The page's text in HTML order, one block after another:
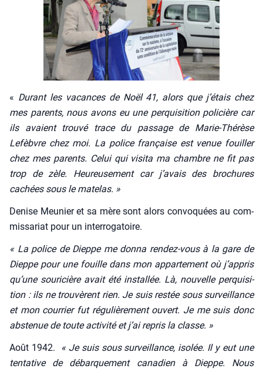
« Durant les vacances de Noël 41, alors que j’étais chez
mes parents, nous avons eu une per­qui­si­tion poli­cière car
ils avaient trou­vé trace du pas­sage de Marie-Thé­rèse
Lefèbvre chez moi. La police fran­çaise est venue fouiller
chez mes parents. Celui qui visi­ta ma chambre ne fit pas
trop de zèle. Heu­reu­se­ment car j’avais des bro­chures
cachées sous le mate­las. »
Denise Meu­nier et sa mère sont alors convo­quées au com­
mis­sa­riat pour un inter­ro­ga­toire.
« La police de Dieppe me don­na ren­dez-vous à la gare de
Dieppe pour une fouille dans mon appar­te­ment où j’appris
qu’une sou­ri­cière avait été ins­tal­lée. Là, nou­velle per­qui­si­
tion : ils ne trou­vèrent rien. Je suis res­tée sous sur­veillance
et mon cour­rier fut régu­liè­re­ment ouvert. Je me suis donc
abs­te­nue de toute acti­vi­té et j’ai repris la classe. »
Août 1942.
« Je suis sous sur­veillance, iso­lée. Il y eut une
ten­ta­tive de débar­que­ment cana­dien à Dieppe. Nous